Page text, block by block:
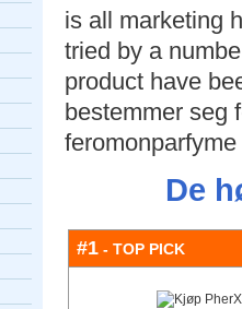
is all marketing
tried by a
product have
bestemmer seg
De
#1 - TOP PICK